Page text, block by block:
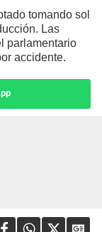
tomando sol
Las
parlamentario
accidente.